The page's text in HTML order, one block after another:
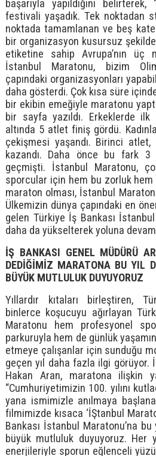
başarıyla yapıldığını
festivali yaşadık. Tek noktadan
noktada tamamlanan ve beş
bir organizasyon kusursuz
etiketine sahip Avrupa’nın üç
İstanbul Maratonu, bizim
çapındaki organizasyonları
daha gösterdi. Çok kısa süre
bir ekibin emeğiyle maratonu
bir sayfa yazıldı. Erkeklerde
altında 5 atlet finiş gördü.
çekişmesi yaşandı. Birinci
kazandı. Daha önce bu fark 3
geçmişti. İstanbul Maratonu,
sporcular için hem bu zorluk hem
maraton olması, İstanbul
Ülkemizin dünya çapındaki en
gelen Türkiye İş Bankası
daha da yükselterek yoluna
İŞ BANKASI GENEL MÜDÜRÜ
DEDİĞİMİZ MARATONA BU YIL
BÜYÜK MUTLULUK DUYUYORUZ
Yıllardır kıtaları birleştiren,
binlerce koşucuyu ağırlayan
Maratonu hem profesyonel
parkuruyla hem de günlük
etmeye çalışanlar için sunduğu
geçen yıl daha fazla ilgi görüyor.
Hakan Aran, maratona ilişkin
“Cumhuriyetimizin 100. yılını
yana ismimizle anılmaya
filmimizde kısaca ‘İŞtanbul
Bankası İstanbul Maratonu’na
büyük mutluluk duyuyoruz. Her
enerjileriyle sporun eğlenceli